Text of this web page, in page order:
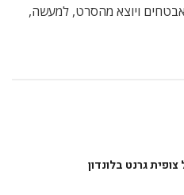
ויוצא מהסרט, למעשה,
גרנט בלונדון